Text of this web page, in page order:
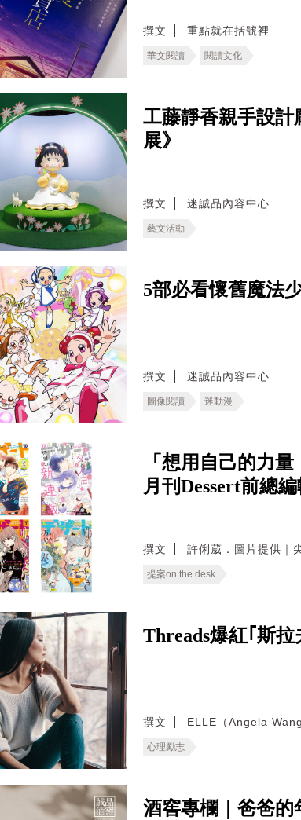
撰文 重點就在括號裡
華文閱讀 閱讀文化
工藤靜香親手設計
展》
撰文 迷誠品內容中心
藝文活動
5部必看懷舊魔法
撰文 迷誠品內容中心
圖像閱讀 迷動漫
「想用自己的力
月刊Dessert前總
撰文 許俐葳．圖片提供｜
提案on the desk
Threads爆紅｢斯
撰文 ELLE（Angela Wang
心理勵志
酒窖專欄｜爸爸的